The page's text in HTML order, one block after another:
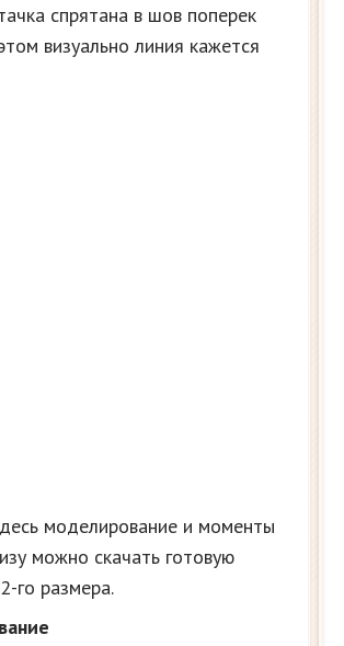
спрятана в шов поперек
визуально линия кажется
моделирование и моменты
можно скачать готовую
го размера.